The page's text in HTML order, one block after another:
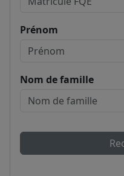
Prénom
Nom de famille